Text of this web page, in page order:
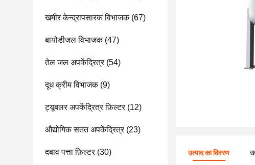
खमीर केन्द्रापसारक विभाजक(67)
बायोडीजल विभाजक(47)
तेल जल अपकेंद्रित्र(54)
दूध क्रीम विभाजक(9)
ट्यूबलर अपकेंद्रित्र फ़िल्टर(12)
औद्योगिक सतत अपकेंद्रित्र(23)
दबाव पत्ता फ़िल्टर(30) उत्पाद का विवरण